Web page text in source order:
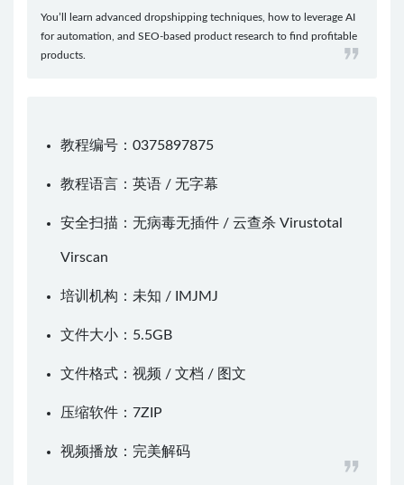
You’ll learn advanced dropshipping techniques, how to leverage AI
for automation, and SEO-based product research to find profitable
products.
教程编号：0375897875
教程语言：英语 / 无字幕
安全扫描：无病毒无插件 / 云查杀 Virustotal
Virscan
培训机构：未知 / IMJMJ
文件大小：5.5GB
文件格式：视频 / 文档 / 图文
压缩软件： 7ZIP
视频播放： 完美解码